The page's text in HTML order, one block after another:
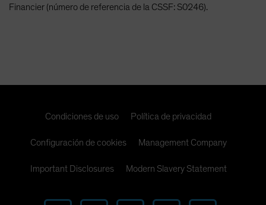
Financier (número de referencia de la CSSF: S0246).
Condiciones de uso Política de privacidad
Configuración de cookies Management Company
Important Disclosures Modern Slavery Statement